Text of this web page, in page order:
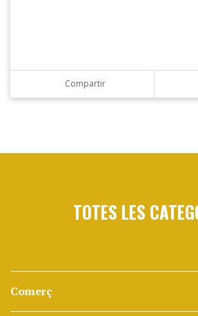
Compartir
TOTES LES
Comerç